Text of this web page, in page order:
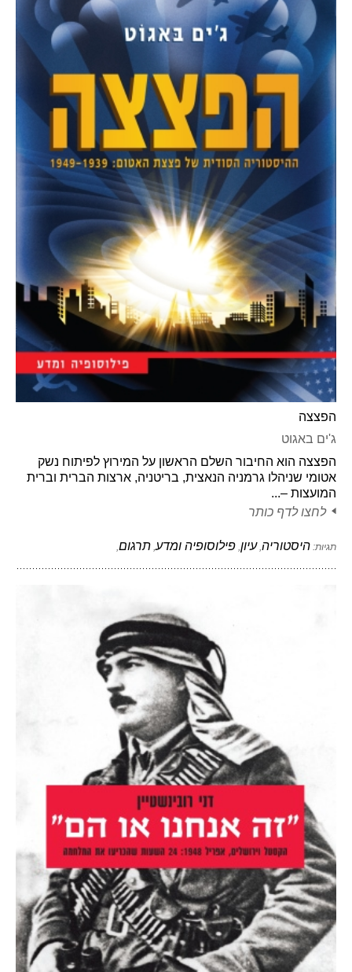
הפצצה
ג'ים באגוט
הפצצה הוא החיבור השלם הראשון על המירוץ לפיתוח נשק
אטומי שניהלו גרמניה הנאצית, בריטניה, ארצות הברית וברית
המועצות –...
לחצו לדף כותר
תגיות: היסטוריה ,עיון פילוסופיה ומדע, תרגום